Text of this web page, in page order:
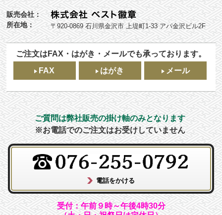
販売会社：
所在地：
〒920-0869 石川県金沢市 上堤町1-33 アパ金沢ビル2F
ご注文はFAX・はがき・メールでも承っております。
FAX
はがき メール
ご質問は弊社販売の掛け軸のみとなります
※お電話でのご注文はお受けしていません
受付：午前９時～午後4時30分